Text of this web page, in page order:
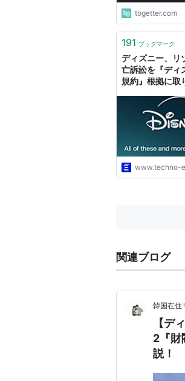
togetter.com
191 ブックマーク
ディズニー、リ
亡訴訟を『ディ
規約』根拠に取
ノエッジ
www.techno-
関連ブログ
韓国在住
【デ
2『財
説！